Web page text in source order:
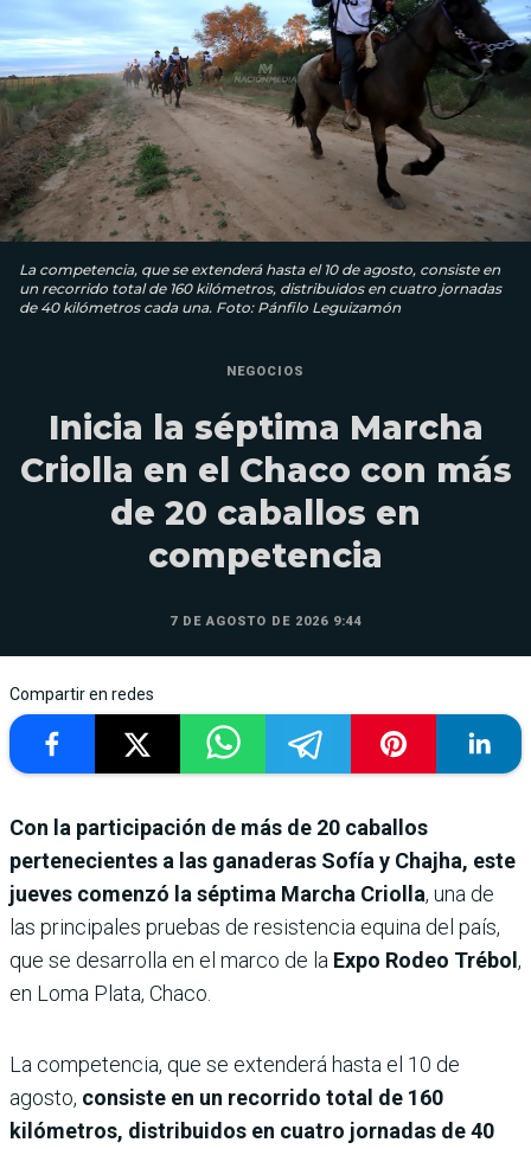
La competencia, que se extenderá hasta el 10 de agosto, consiste en
un recorrido total de 160 kilómetros, distribuidos en cuatro jornadas
de 40 kilómetros cada una. Foto: Pánfilo Leguizamón
NEGOCIOS
Inicia la séptima Marcha
Criolla en el Chaco con más
de 20 caballos en
competencia
7 DE AGOSTO DE 2026 9:44
Compartir en redes
Con la participación de más de 20 caballos
pertenecientes a las ganaderas Sofía y Chajha, este
jueves comenzó la séptima Marcha Criolla, una de
las principales pruebas de resistencia equina del país,
que se desarrolla en el marco de la Expo Rodeo Trébol ,
en Loma Plata, Chaco.
La competencia, que se extenderá hasta el 10 de
agosto, consiste en un recorrido total de 160
kilómetros, distribuidos en cuatro jornadas de 40